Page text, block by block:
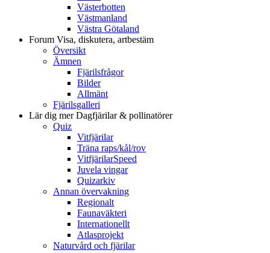
Västerbotten
Västmanland
Västra Götaland
Forum Visa, diskutera, artbestäm
Översikt
Ämnen
Fjärilsfrågor
Bilder
Allmänt
Fjärilsgalleri
Lär dig merDagfjärilar & pollinatörer
Quiz
Vitfjärilar
Träna raps/kål/rov
VitfjärilarSpeed
Juvela vingar
Quizarkiv
Annan övervakning
Regionalt
Faunaväkteri
Internationellt
Atlasprojekt
Naturvård och fjärilar